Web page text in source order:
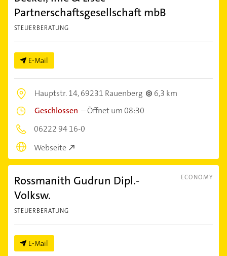
Partnerschaftsgesellschaft mbB
STEUERBERATUNG
E-Mail
Hauptstr. 14,69231 Rauenberg
6,3 km
Geschlossen –Öffnet um 08:30
06222 94 16-0
Webseite
ECONOMY
Rossmanith Gudrun Dipl.-
Volksw.
STEUERBERATUNG
E-Mail